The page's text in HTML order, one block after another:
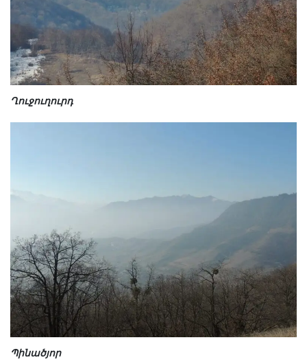
Ղուջուղուրդ
Պինածյոր